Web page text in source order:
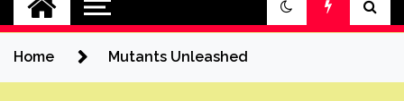
Home Mutants Unleashed